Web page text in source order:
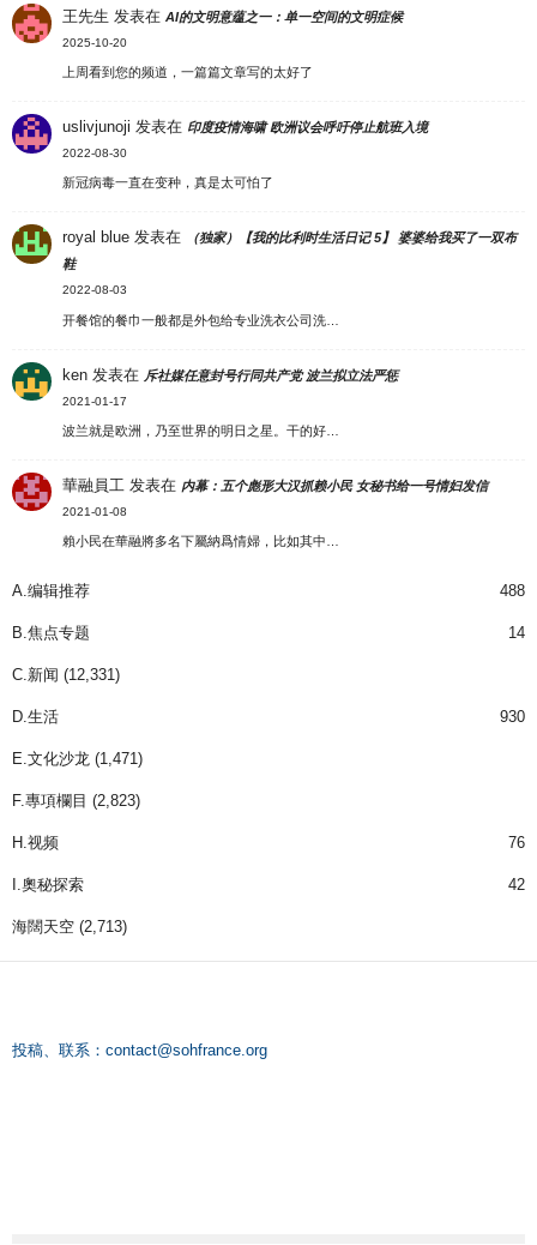
王先生 发表在AI的文明意蕴之一：单一空间的文明症候
2025-10-20
上周看到您的频道，一篇篇文章写的太好了
uslivjunoji 发表在 印度疫情海啸 欧洲议会呼吁停止航班入境
2022-08-30
新冠病毒一直在变种，真是太可怕了
royal blue 发表在
（独家）【我的比利时生活日记 5】 婆婆给我买了一双布
鞋
2022-08-03
开餐馆的餐巾一般都是外包给专业洗衣公司洗…
ken 发表在 斥社媒任意封号行同共产党 波兰拟立法严惩
2021-01-17
波兰就是欧洲，乃至世界的明日之星。干的好…
華融員工 发表在 内幕：五个彪形大汉抓赖小民 女秘书给一号情妇发信
2021-01-08
賴小民在華融將多名下屬納爲情婦，比如其中…
A.编辑推荐 488
B.焦点专题 14
C.新闻 (12,331)
D.生活 930
E.文化沙龙 (1,471)
F.專項欄目 (2,823)
H.视频 76
I.奧秘探索 42
海闊天空 (2,713)
投稿、联系： contact@sohfrance.org